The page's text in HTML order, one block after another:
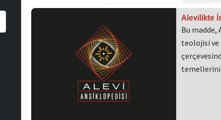
Alevilikte
Bu madde,
teolojisi
temellerini
SayfaSayfa